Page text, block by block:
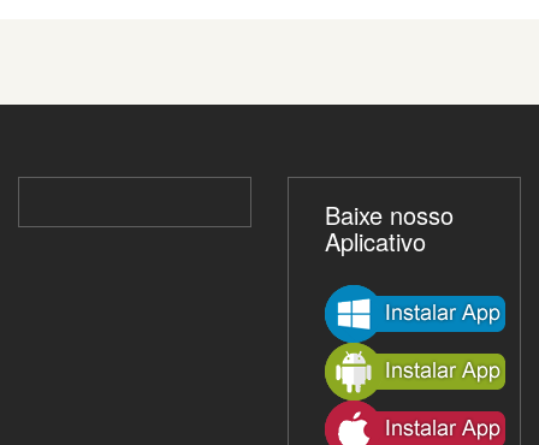
Baixe nosso
Aplicativo